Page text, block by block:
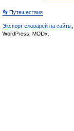
👣 Путешествия
Экспорт словарей на сайты
WordPress, MODx.